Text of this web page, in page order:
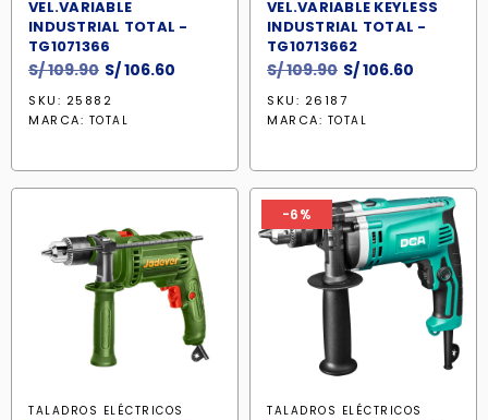
VEL.VARIABLE
INDUSTRIAL TOTAL -
TG1071366
S/109.90 El
precio
original
S/106.60
SKU: 25882
MARCA: TOTAL
VEL.VARIABLE KEYLESS
INDUSTRIAL TOTAL -
TG10713662
S/109.90 El
precio
original
S/106.60
SKU: 26187
MARCA: TOTAL
TALADROS ELÉCTRICOS
-6%
TALADROS ELÉCTRICOS